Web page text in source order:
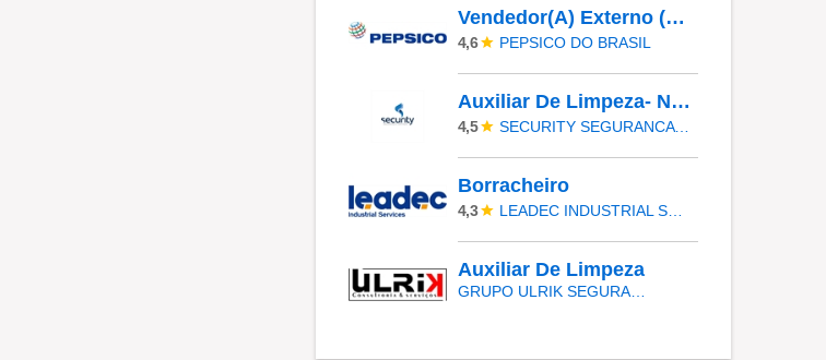
Vendedor(A) Externo (A) | Florianópolis, São Jose, Palhoça
4,6 PEPSICO DO BRASIL
Auxiliar De Limpeza- Narandiba- Efetivo
4,5 SECURITY SEGURANCA LTDA
Borracheiro
4,3
Auxiliar De Limpeza